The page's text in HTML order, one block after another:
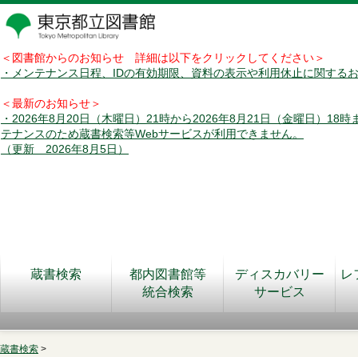
＜図書館からのお知らせ 詳細は以下をクリックしてください＞
・メンテナンス日程、IDの有効期限、資料の表示や利用休止に関する
＜最新のお知らせ＞
・2026年8月20日（木曜日）21時から2026年8月21日（金曜日）18時
テナンスのため蔵書検索等Webサービスが利用できません。
（更新 2026年8月5日）
蔵書検索
都内図書館等
統合検索
ディスカバリー
サービス
レ
蔵書検索 >